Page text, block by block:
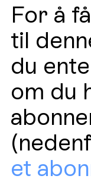
For å
til
du
om du
et